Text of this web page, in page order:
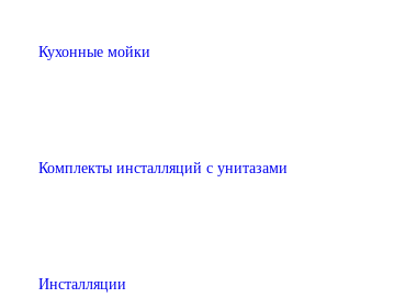
Кухонные мойки
Комплекты инсталляций с унитазами
Инсталляции